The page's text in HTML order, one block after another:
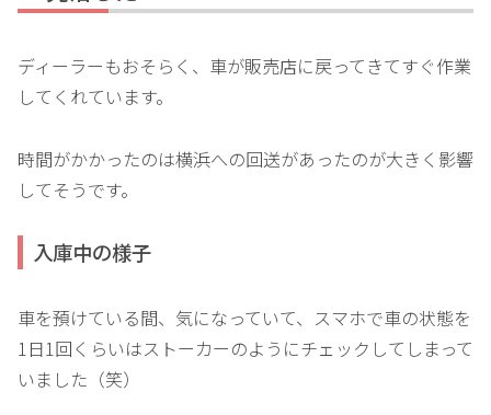
ディーラーもおそらく、車が販売店に戻ってきてすぐ作業
してくれています。
時間がかかったのは横浜への回送があったのが大きく影響
してそうです。
入庫中の様子
車を預けている間、気になっていて、スマホで車の状態を
1日1回くらいはストーカーのようにチェックしてしまって
いました（笑）